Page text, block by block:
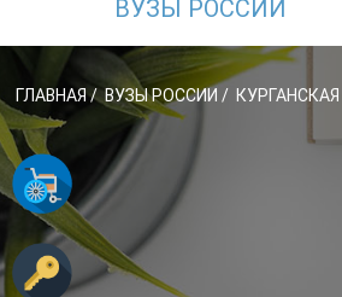
ВУЗЫ РОССИИ
ГЛАВНАЯ/ ВУЗЫ РОССИИ /